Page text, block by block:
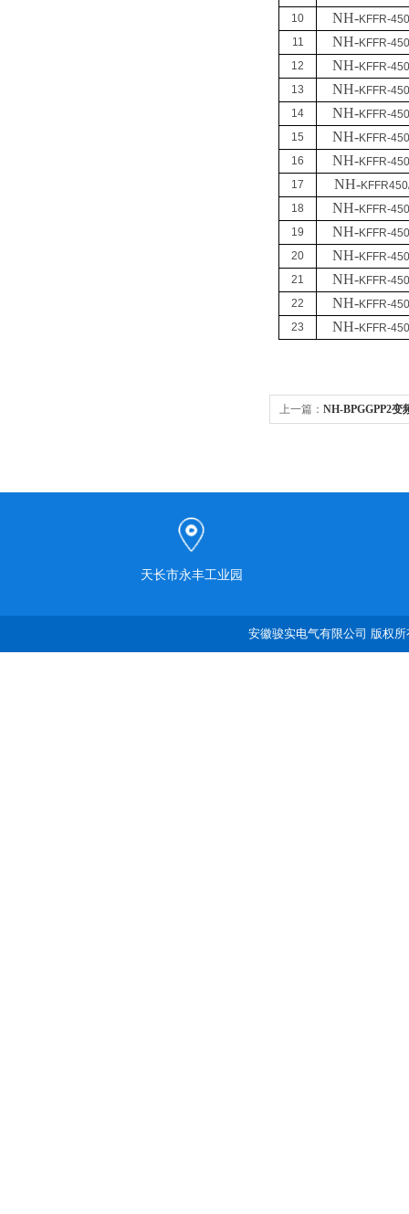
10
NH-KFFR-
11
NH-KFFR-
12
NH-KFFR-
13
NH-KFFR-
14
NH-KFFR-
15
NH-KFFR-
16
NH-KFFR-
17
NH-
18
NH-KFFR-
19
NH-KFFR-
20
NH-KFFR-
21
NH-KFFR-
22
NH-KFFR-
23
NH-KFFR-
上一篇： NH-BPGGPP2变
天长市永丰工业园
安徽骏实电气有限公司 版权